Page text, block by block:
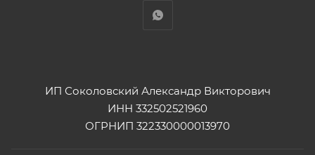
ИП Соколовский Александр Викторович
ИНН 332502521960
ОГРНИП 322330000013970